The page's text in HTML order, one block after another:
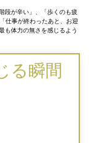
段が辛い」、「歩くのも疲
仕事が終わったあと、お迎
も体力の無さを感じるよう
る瞬間